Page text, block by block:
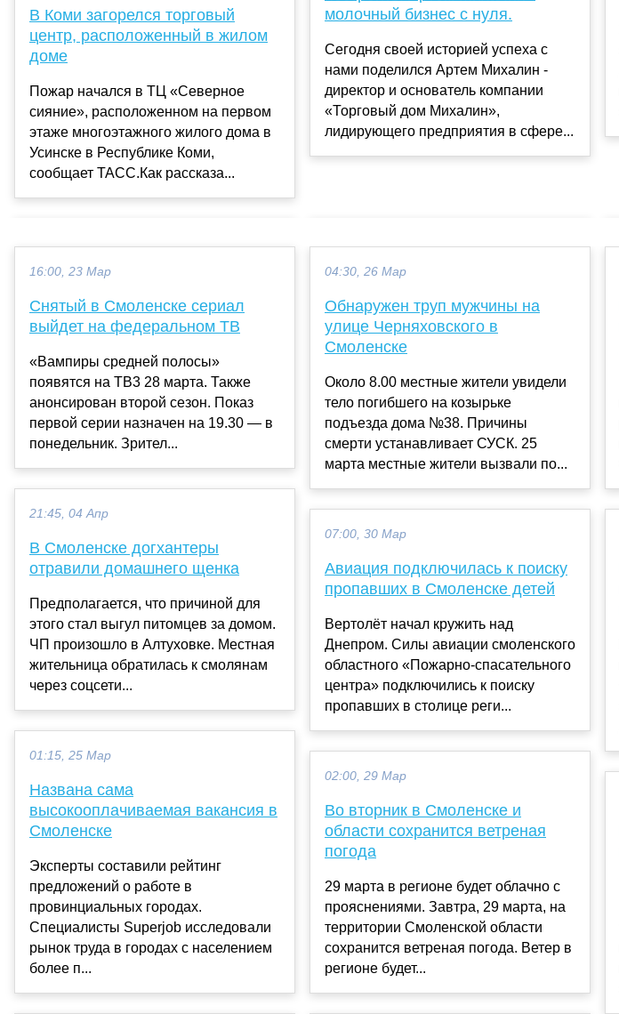
В Коми загорелся торговый
центр, расположенный в жилом
доме
Пожар начался в ТЦ «Северное
сияние», расположенном на первом
этаже многоэтажного жилого дома в
Усинске в Республике Коми,
сообщает ТАСС.Как рассказа...
молочный бизнес с нуля.
Сегодня своей историей успеха с
нами поделился Артем Михалин -
директор и основатель компании
«Торговый дом Михалин»,
лидирующего предприятия в сфере...
16:00, 23 Мар
Снятый в Смоленске сериал
выйдет на федеральном ТВ
«Вампиры средней полосы»
появятся на ТВ3 28 марта. Также
анонсирован второй сезон. Показ
первой серии назначен на 19.30 — в
понедельник. Зрител...
21:45, 04 Апр
В Смоленске догхантеры
отравили домашнего щенка
Предполагается, что причиной для
этого стал выгул питомцев за домом.
ЧП произошло в Алтуховке. Местная
жительница обратилась к смолянам
через соцсети...
01:15, 25 Мар
Названа сама
высокооплачиваемая вакансия в
Смоленске
Эксперты составили рейтинг
предложений о работе в
провинциальных городах.
Специалисты Superjob исследовали
рынок труда в городах с населением
более п...
04:30, 26 Мар
Обнаружен труп мужчины на
улице Черняховского в
Смоленске
Около 8.00 местные жители увидели
тело погибшего на козырьке
подъезда дома №38. Причины
смерти устанавливает СУСК. 25
марта местные жители вызвали по...
07:00, 30 Мар
Авиация подключилась к поиску
пропавших в Смоленске детей
Вертолёт начал кружить над
Днепром. Силы авиации смоленского
областного «Пожарно-спасательного
центра» подключились к поиску
пропавших в столице реги...
02:00, 29 Мар
Во вторник в Смоленске и
области сохранится ветреная
погода
29 марта в регионе будет облачно с
прояснениями. Завтра, 29 марта, на
территории Смоленской области
сохранится ветреная погода. Ветер в
регионе будет...